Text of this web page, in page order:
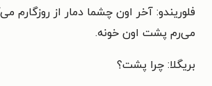
فلوریندو: آخر اون چشما دمار از
می‌رم پشت اون خونه.
بریگلا: چرا پشت؟